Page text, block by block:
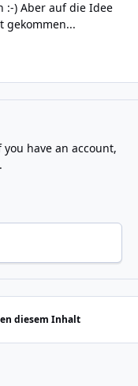
:-) Aber auf die Idee
gekommen...
have an account,
diesem Inhalt